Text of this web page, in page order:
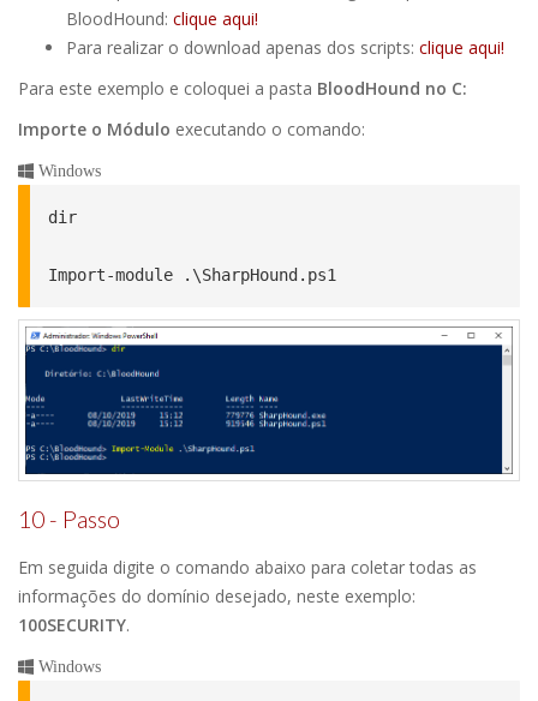
BloodHound: clique aqui!
Para realizar o download apenas dos scripts: clique aqui!
Para este exemplo e coloquei a pasta BloodHound no C:
Importe o Módulo executando o comando:
Windows
dir
Import-module .\SharpHound.ps1
10 - Passo
Em seguida digite o comando abaixo para coletar todas as
informações do domínio desejado, neste exemplo:
100SECURITY.
Windows